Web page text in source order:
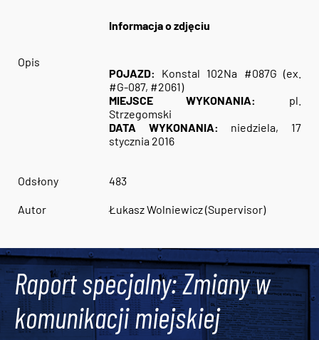
Informacja o zdjęciu
Opis
POJAZD: Konstal 102Na #087G (ex.
#G-087, #2061)
MIEJSCE WYKONANIA:
pl.
Strzegomski
DATA WYKONANIA: niedziela, 17
stycznia 2016
Odsłony 483
Autor Łukasz Wolniewicz (Supervisor)
Raport specjalny: Zmiany w
komunikacji miejskiej